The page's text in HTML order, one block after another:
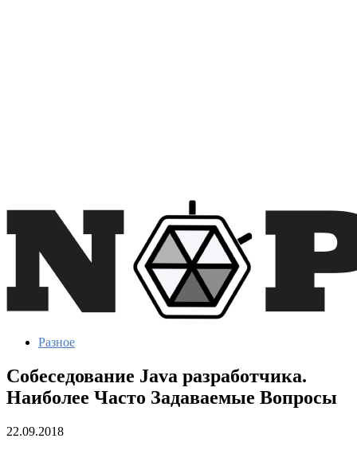
Разное
Собеседование Java разработчика.
Наиболее Часто Задаваемые Вопросы
22.09.2018